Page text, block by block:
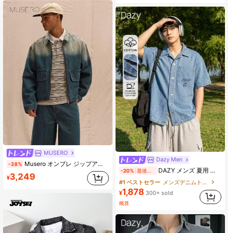
MUSERO
-38% Musero オンブレ ジップアップ デニムジャケット 春夏 ストリートスタイル ホリデー バケーション
¥3,249
Dazy Men
-20% DAZY メンズ 夏用 半袖 ブルー ウォッシュ加工 ヴィンテージ レタープリントデザイン カジュアル デニムシャツ
#1 ベストセラー
メンズデニムトップス
¥1,878 300+ sold
概算